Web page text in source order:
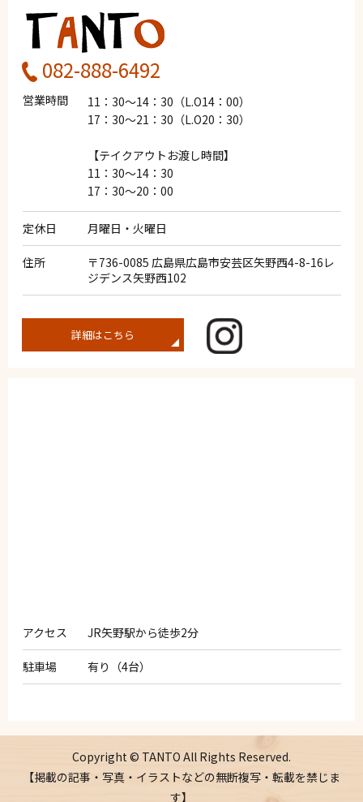
082-888-6492
営業時間
11：30～14：30（L.O14：00）
17：30～21：30（L.O20：30）
【テイクアウトお渡し時間】
11：30～14：30
17：30～20：00
定休日 月曜日・火曜日
住所
〒736-0085 広島県広島市安芸区矢野西4-8-16レ
ジデンス矢野西102
詳細はこちら
アクセス JR矢野駅から徒歩2分
駐車場 有り（4台）
Copyright © TANTO All Rights Reserved.
【掲載の記事・写真・イラストなどの無断複写・転載を禁じま
す】